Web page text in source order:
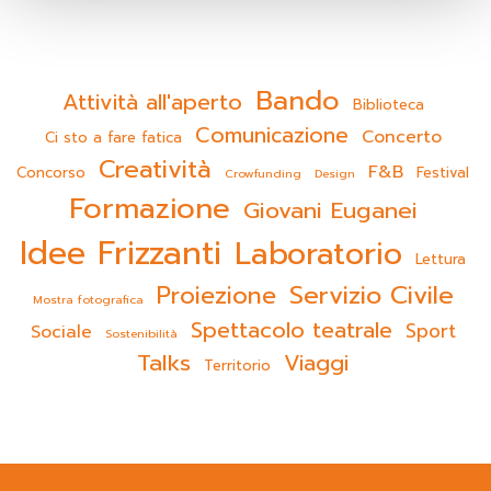
Attività all'aperto Bando
Biblioteca
Ci sto a fare fatica
Comunicazione Concerto
Concorso Creatività Crowfunding Design F&B Festival
Formazione Giovani Euganei
Idee Frizzanti Laboratorio Lettura
Mostra fotografica Proiezione Servizio Civile
Sociale Sostenibilità Spettacolo teatrale Sport
Talks Territorio Viaggi